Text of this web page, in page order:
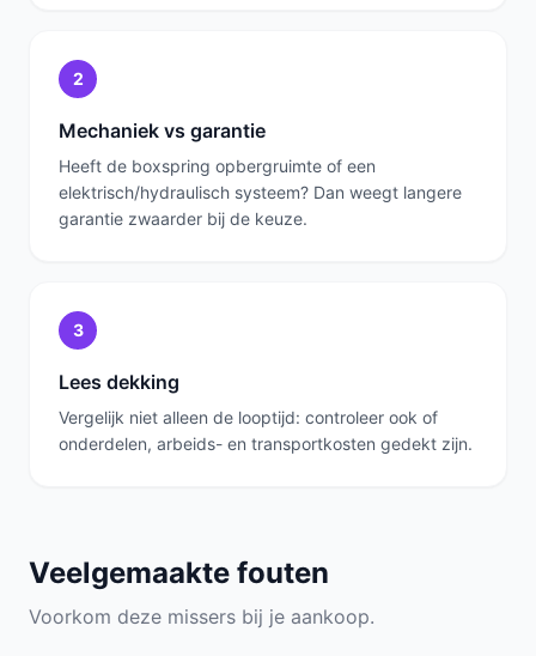
2
Mechaniek vs garantie
Heeft de boxspring opbergruimte of een
elektrisch/hydraulisch systeem? Dan weegt langere
garantie zwaarder bij de keuze.
3
Lees dekking
Vergelijk niet alleen de looptijd: controleer ook of
onderdelen, arbeids- en transportkosten gedekt zijn.
Veelgemaakte fouten
Voorkom deze missers bij je aankoop.